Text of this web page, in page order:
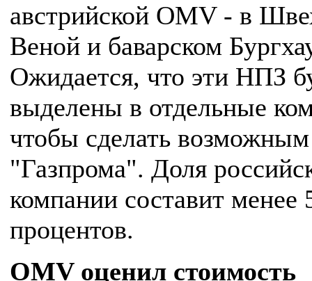
австрийской OMV - в
Веной и баварском
Ожидается, что эти НПЗ
выделены в отдельные
чтобы сделать возможным
"Газпрома". Доля
компании составит менее
процентов.
OMVоценил стоимость